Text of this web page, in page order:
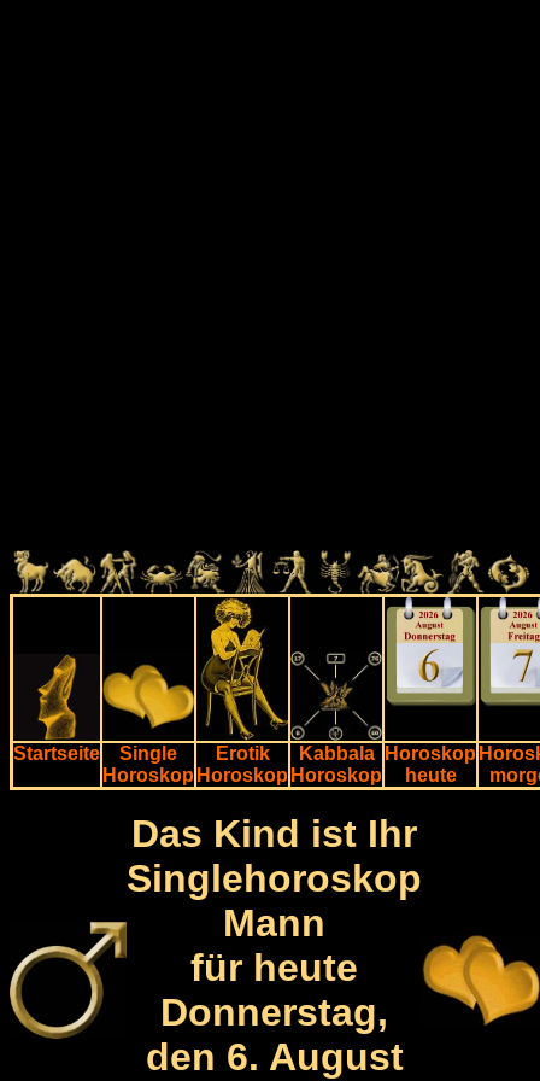
Startseite
Single
Horoskop
Erotik
Horoskop
Kabbala
Horoskop
Horoskop
heute
Das Kind ist Ihr
Singlehoroskop
Mann
für heute
Donnerstag,
den 6. August